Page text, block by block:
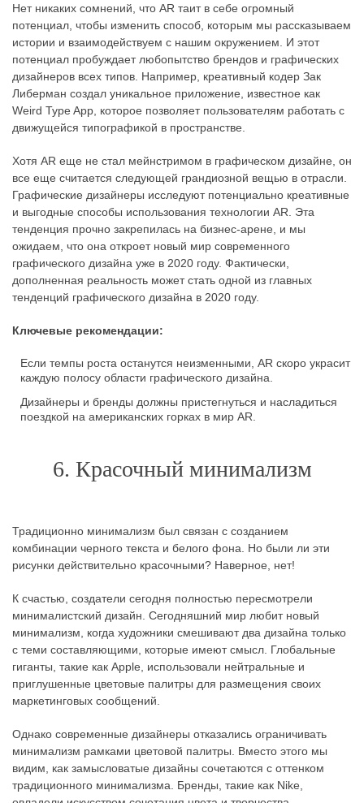
Нет никаких сомнений, что AR таит в себе огромный
потенциал, чтобы изменить способ, которым мы рассказываем
истории и взаимодействуем с нашим окружением. И этот
потенциал пробуждает любопытство брендов и графических
дизайнеров всех типов. Например, креативный кодер Зак
Либерман создал уникальное приложение, известное как
Weird Type App, которое позволяет пользователям работать с
движущейся типографикой в пространстве.
Хотя AR еще не стал мейнстримом в графическом дизайне, он
все еще считается следующей грандиозной вещью в отрасли.
Графические дизайнеры исследуют потенциально креативные
и выгодные способы использования технологии AR. Эта
тенденция прочно закрепилась на бизнес-арене, и мы
ожидаем, что она откроет новый мир современного
графического дизайна уже в 2020 году. Фактически,
дополненная реальность может стать одной из главных
тенденций графического дизайна в 2020 году.
Ключевые рекомендации:
Если темпы роста останутся неизменными, AR скоро украсит
каждую полосу области графического дизайна.
Дизайнеры и бренды должны пристегнуться и насладиться
поездкой на американских горках в мир AR.
6. Красочный минимализм
Традиционно минимализм был связан с созданием
комбинации черного текста и белого фона. Но были ли эти
рисунки действительно красочными? Наверное, нет!
К счастью, создатели сегодня полностью пересмотрели
минималистский дизайн. Сегодняшний мир любит новый
минимализм, когда художники смешивают два дизайна только
с теми составляющими, которые имеют смысл. Глобальные
гиганты, такие как Apple, использовали нейтральные и
приглушенные цветовые палитры для размещения своих
маркетинговых сообщений.
Однако современные дизайнеры отказались ограничивать
минимализм рамками цветовой палитры. Вместо этого мы
видим, как замысловатые дизайны сочетаются с оттенком
традиционного минимализма. Бренды, такие как Nike,